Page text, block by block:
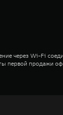
через Wi-Fi
первой продажи